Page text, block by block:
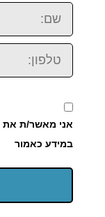
שם:
טלפון:
אני מאשר/ת את
במידע כאמור